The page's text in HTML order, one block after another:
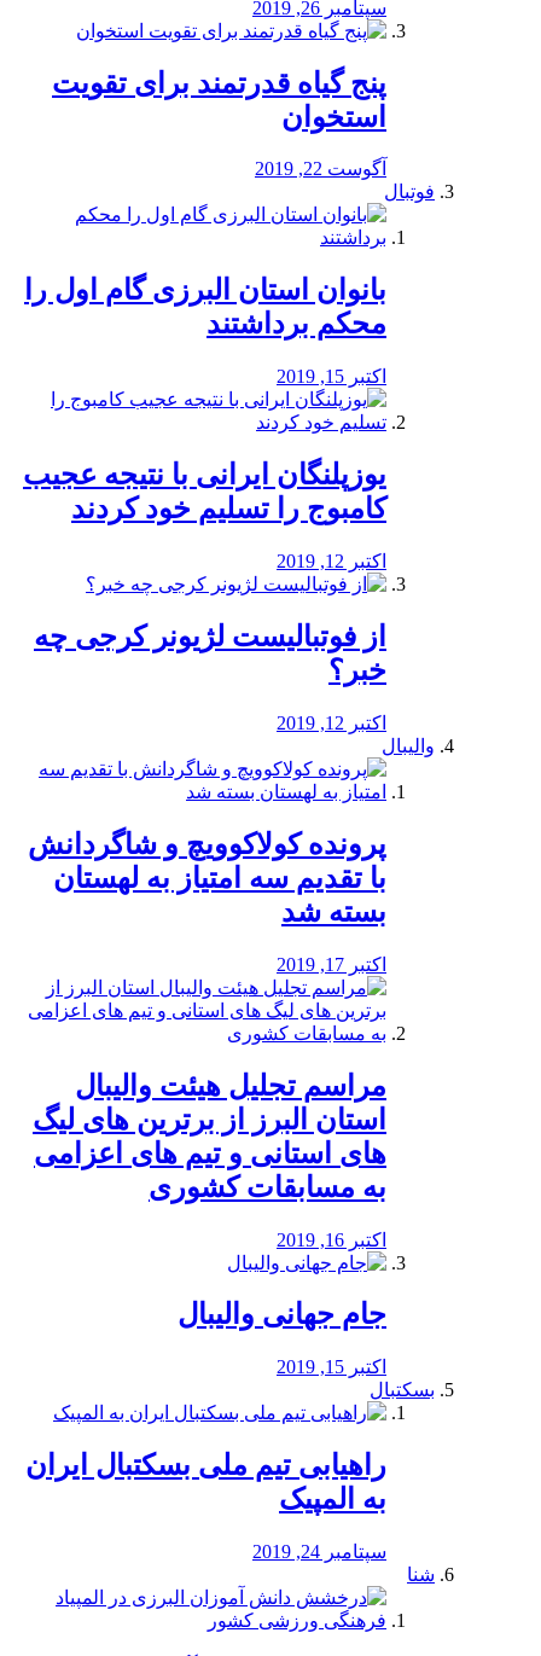
سپتامبر 26, 2019
پنج گیاه قدرتمند برای تقویت
استخوان
آگوست 22, 2019
فوتبال
بانوان استان البرزی گام اول را
محكم برداشتند
اکتبر 15, 2019
یوزپلنگان ایرانی با نتیجه عجیب
کامبوج را تسلیم خود کردند
اکتبر 12, 2019
از فوتبالیست لژیونر کرجی چه
خبر؟
اکتبر 12, 2019
والیبال
پرونده کولاکوویچ و شاگردانش
با تقدیم سه امتیاز به لهستان
بسته شد
اکتبر 17, 2019
مراسم تجلیل هیئت والیبال
استان البرز از برترین های لیگ
های استانی و تیم های اعزامی
به مسابقات کشوری
اکتبر 16, 2019
جام جهانی والیبال
اکتبر 15, 2019
بسکتبال
راهیابی تیم ملی بسکتبال ایران
به المپیک
سپتامبر 24, 2019
شنا